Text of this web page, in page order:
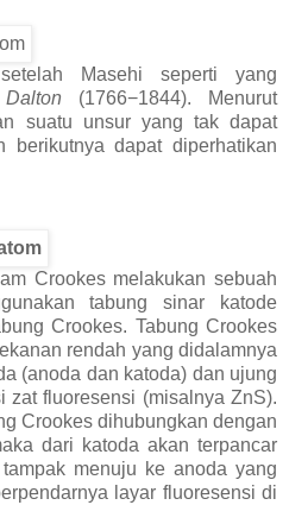
Masehi seperti yang
(1766−1844). Menurut
suatu unsur yang tak dapat
berikutnya dapat diperhatikan
Crookes melakukan sebuah
tabung sinar katode
Crookes. Tabung Crookes
rendah yang didalamnya
(anoda dan katoda) dan ujung
zat fluoresensi (misalnya ZnS).
Crookes dihubungkan dengan
dari katoda akan terpancar
menuju ke anoda yang
layar fluoresensi di